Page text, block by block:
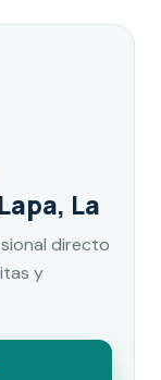
La
directo
y